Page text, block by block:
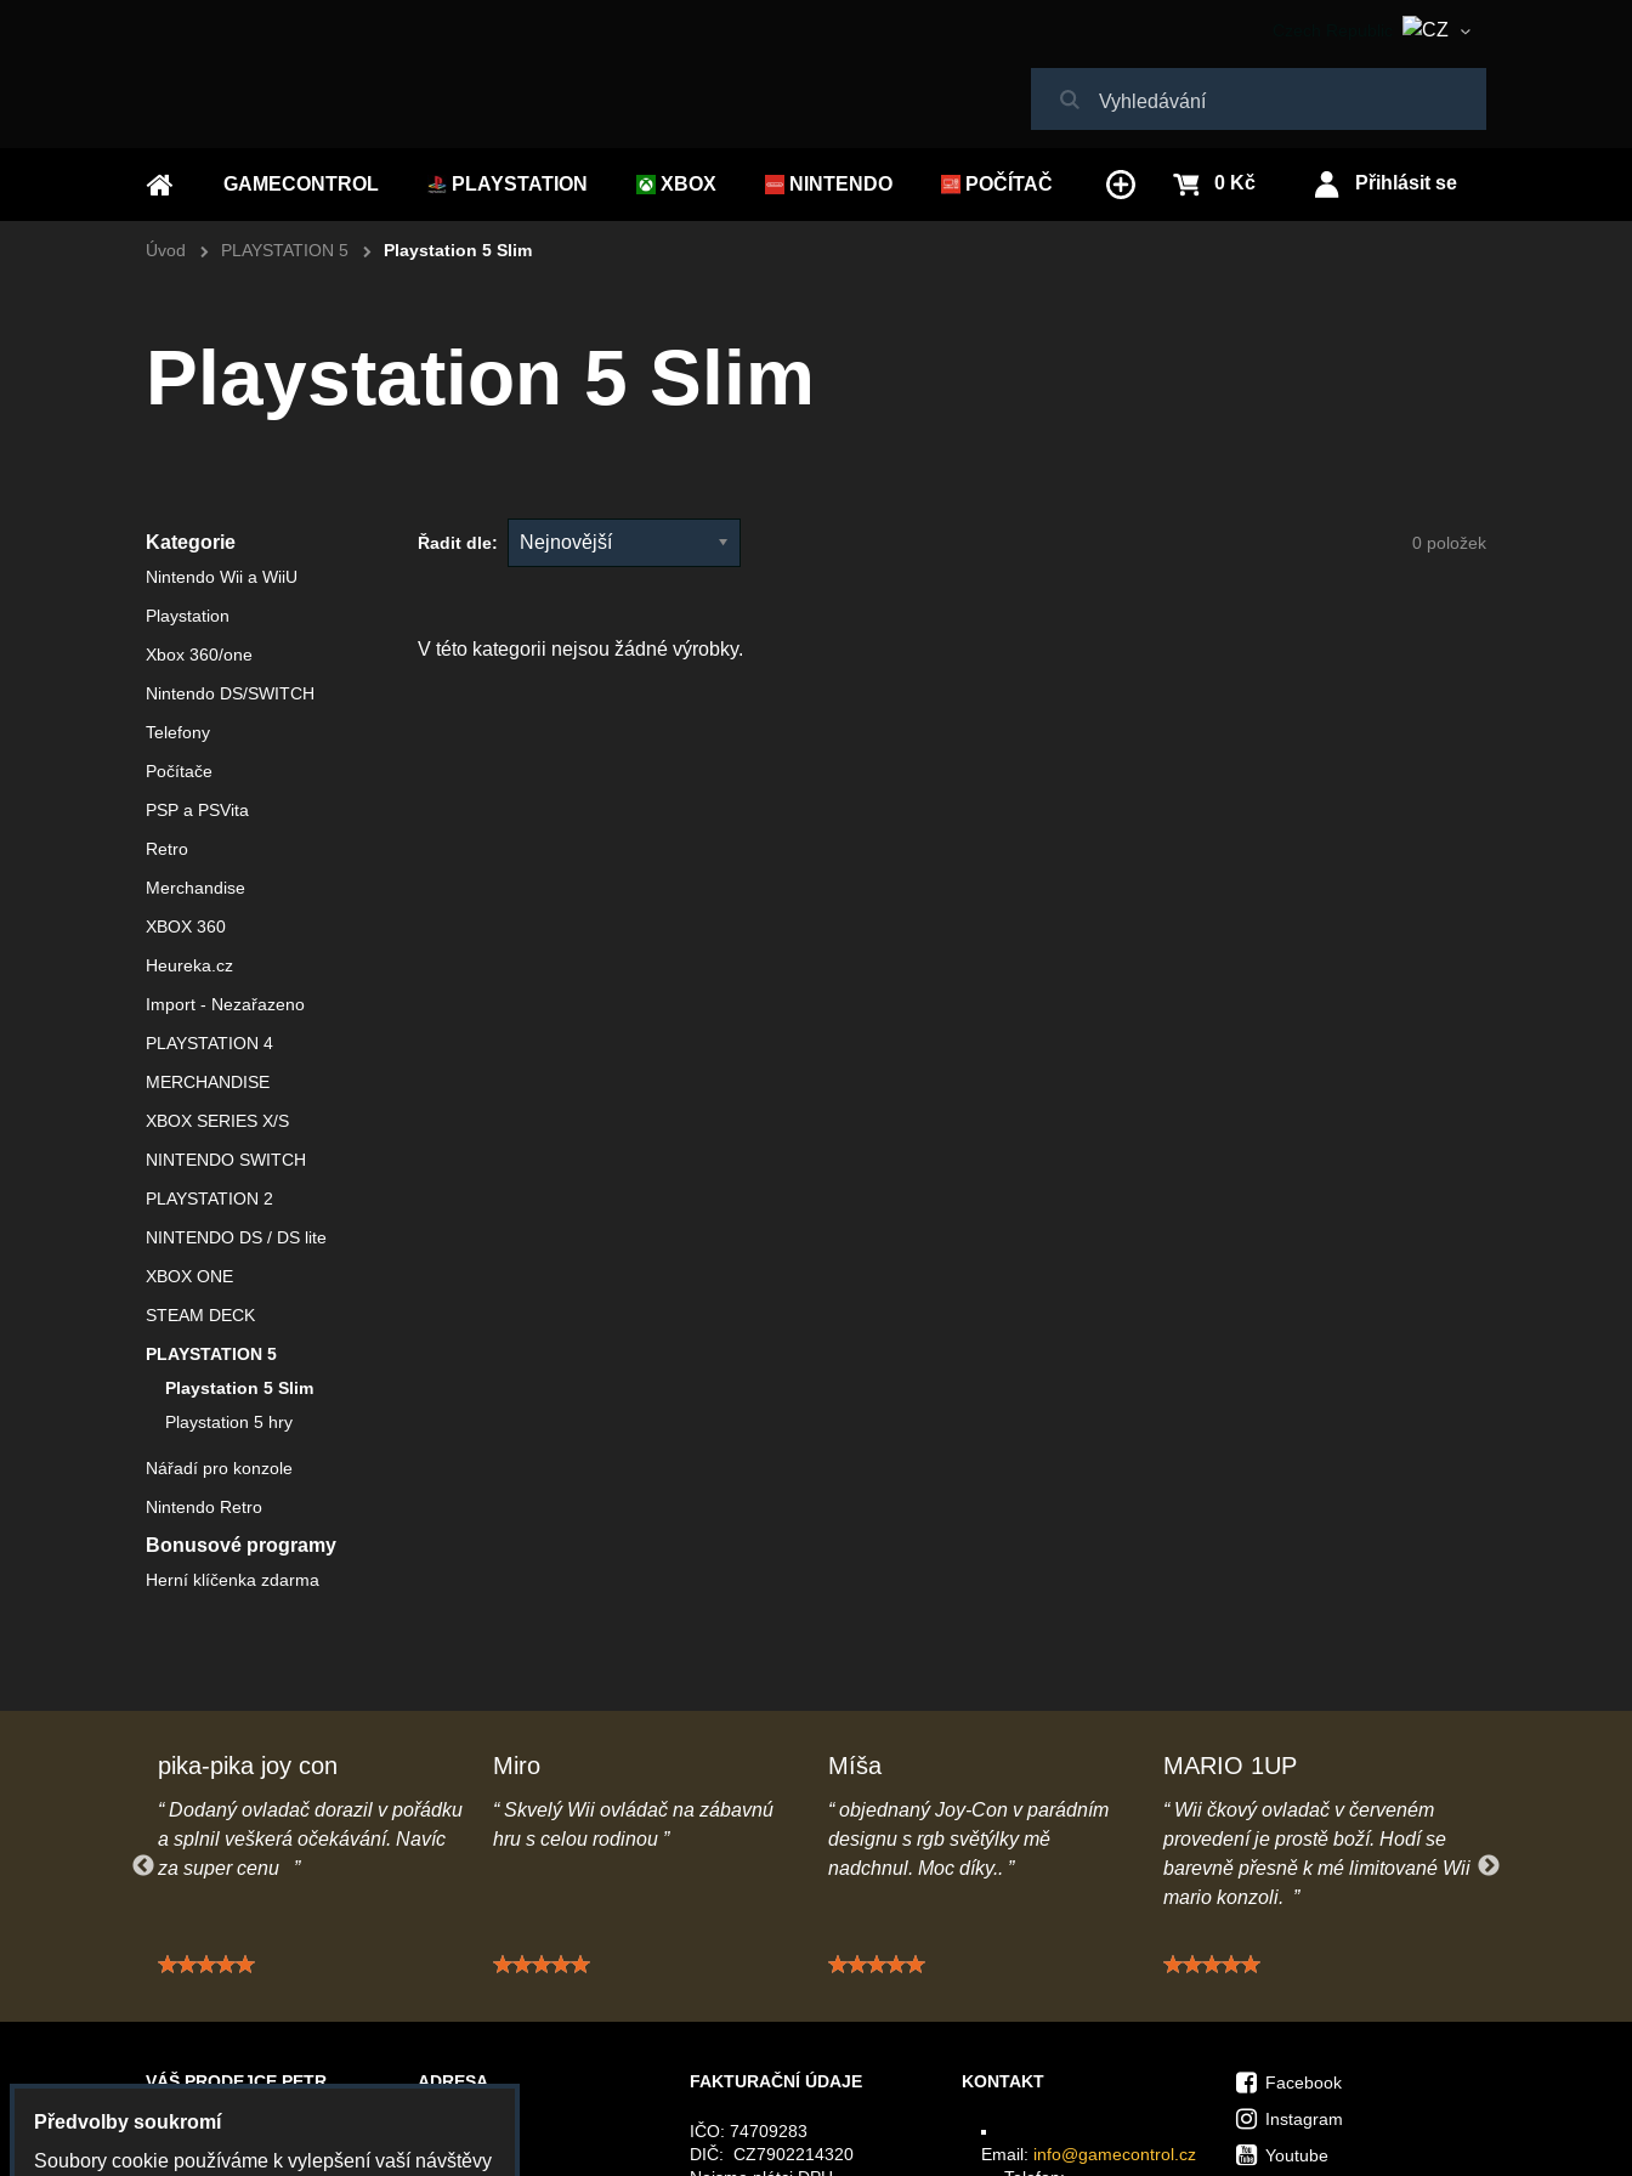
Slovakia
ÚVOD
GAMECONTROL PLAYSTATION XBOX NINTENDO POČÍTAČ Přihlásit se
0 Kč
Úvod PLAYSTATION 5 Playstation 5 Slim
Playstation 5 Slim
Řadit dle: Nejnovější 0 položek
Kategorie
Nintendo Wii a WiiU
Playstation
Xbox 360/one
Nintendo DS/SWITCH
Telefony
Počítače
PSP a PSVita
Retro
Merchandise
XBOX 360
Heureka.cz
Import - Nezařazeno
PLAYSTATION 4
MERCHANDISE
XBOX SERIES X/S
NINTENDO SWITCH
PLAYSTATION 2
NINTENDO DS / DS lite
XBOX ONE
STEAM DECK
PLAYSTATION 5
Playstation 5 Slim
Playstation 5 hry
Nářadí pro konzole
Nintendo Retro
Bonusové programy
Herní klíčenka zdarma
pika-pika joy con
Dodaný ovladač dorazil v pořádku
a splnil veškerá očekávání. Navíc
za super cenu
Hodnocení: 5 / 5
Miro
Skvelý Wii ovládač na zábavnú
hru s celou rodinou
Hodnocení: 5 / 5
Míša
objednaný Joy-Con v parádním
designu s rgb světýlky mě
nadchnul. Moc díky..
Hodnocení: 5 / 5
MARIO 1UP
Wii čkový ovladač v červeném
provedení je prostě boží. Hodí se
barevně přesně k mé limitované Wii
mario konzoli.
Hodnocení: 5 / 5
předčil mé
VÁŠ PRODEJCE PETR ADRESA
Petr Chvál
FAKTURAČNÍ ÚDAJE
IČO: 74709283
DIČ: CZ7902214320
KONTAKT
Email: info@gamecontrol.cz
Facebook
Instagram
Youtube
Předvolby soukromí
Soubory cookie používáme k vylepšení vaší návštěvy